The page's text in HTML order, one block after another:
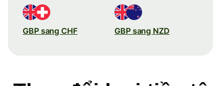
GBP sang CHF GBP sang NZD